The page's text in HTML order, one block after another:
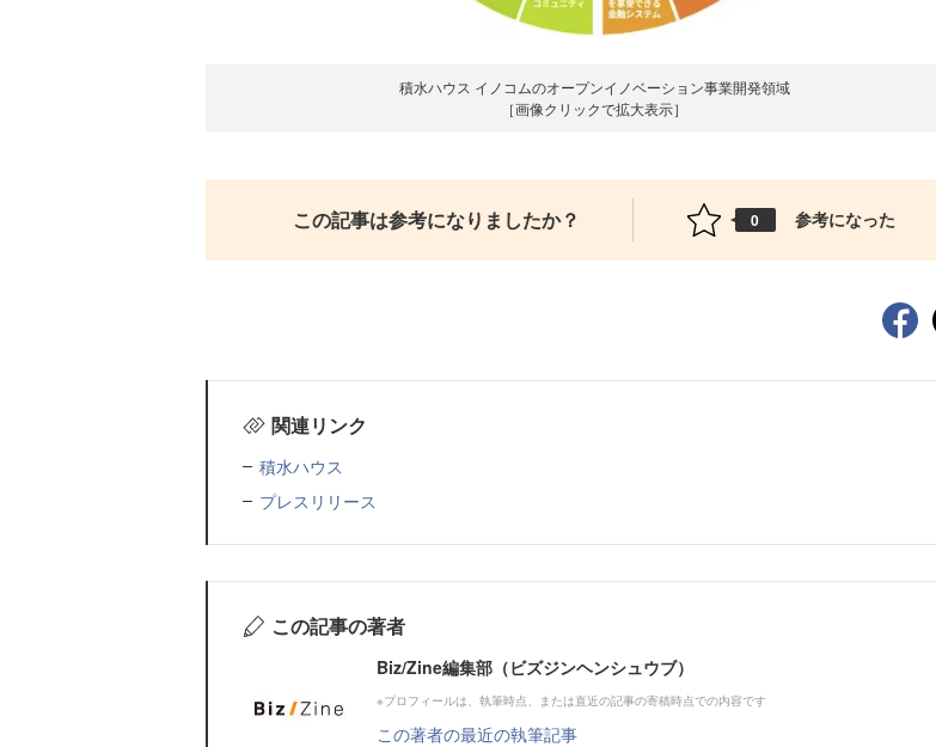
積水ハウス イノコムのオープンイノベーション事業開発領域
［画像クリックで拡大表示］
この記事は参考になりましたか？ 0 参考になった
関連リンク
積水ハウス
プレスリリース
この記事の著者
Biz/Zine編集部（ビズジンヘンシュウブ）
※プロフィールは、執筆時点、または直近の記事の寄稿時点での内容です
この著者の最近の執筆記事